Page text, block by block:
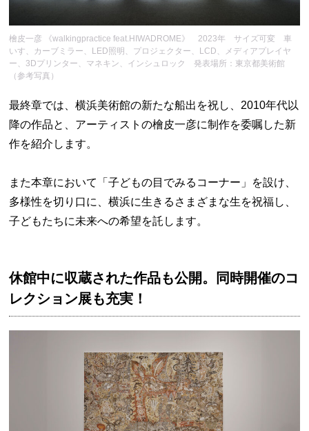
檜皮一彦 《walkingpractice feat.HIWADROME》 2023年 サイズ可変 車
いす、カーブミラー、LED照明、プロジェクター、LCD、メディアプレイヤ
ー、3Dプリンター、マネキン、インシュロック 発表場所：東京都美術館
（参考写真）
最終章では、横浜美術館の新たな船出を祝し、2010年代以
降の作品と、アーティストの檜皮一彦に制作を委嘱した新
作を紹介します。
また本章において「子どもの目でみるコーナー」を設け、
多様性を切り口に、横浜に生きるさまざまな生を祝福し、
子どもたちに未来への希望を託します。
休館中に収蔵された作品も公開。同時開催のコ
レクション展も充実！